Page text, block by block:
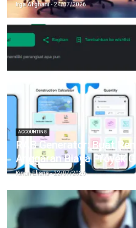
PRODUK
Inventory
Asset
HUBUNGI KAMI
021 5099 6750
+62-812-2284-6776
hello@hashmicro.co.id
partnership@hashmicro.com